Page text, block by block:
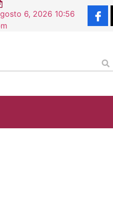
supera los 2.5 millones
6, 2026 10:56